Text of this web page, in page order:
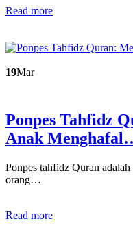
Read more
19Mar
Ponpes Tahfidz
Anak
Ponpes tahfidz Quran
orang…
Read more